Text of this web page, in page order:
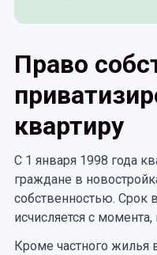
Право
квартиру
С 1 января 1998 года
граждане в
собственностью. Срок
исчисляется с
Кроме частного жилья